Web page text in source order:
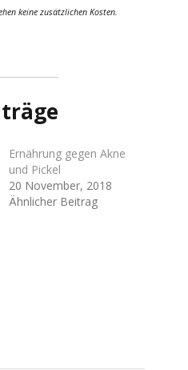
keine zusätzlichen Kosten.
Ernährung gegen Akne
und Pickel
20 November, 2018
Ähnlicher Beitrag